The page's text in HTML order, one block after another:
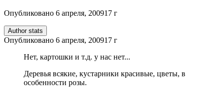
Опубликовано 6 апреля, 200917 г
Author stats
Опубликовано 6 апреля, 200917 г
Нет, картошки и т.д. у нас нет...
Деревья всякие, кустарники красивые, цветы, в
особенности розы.